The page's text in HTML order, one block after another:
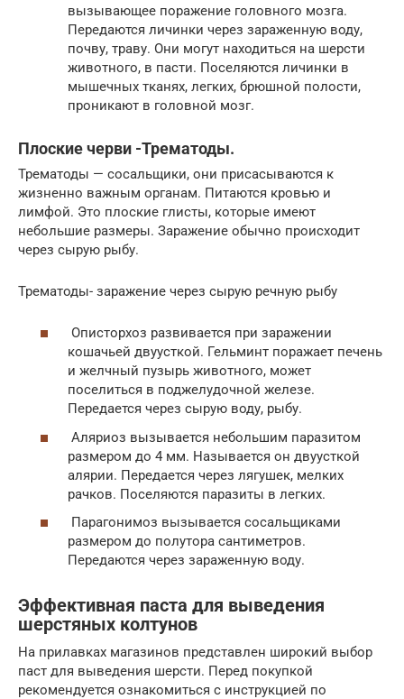
вызывающее поражение головного мозга.
Передаются личинки через зараженную воду,
почву, траву. Они могут находиться на шерсти
животного, в пасти. Поселяются личинки в
мышечных тканях, легких, брюшной полости,
проникают в головной мозг.
Плоские черви -Трематоды.
Трематоды — сосальщики, они присасываются к
жизненно важным органам. Питаются кровью и
лимфой. Это плоские глисты, которые имеют
небольшие размеры. Заражение обычно происходит
через сырую рыбу.
Трематоды- заражение через сырую речную рыбу
Описторхоз развивается при заражении
кошачьей двуусткой. Гельминт поражает печень
и желчный пузырь животного, может
поселиться в поджелудочной железе.
Передается через сырую воду, рыбу.
Аляриоз вызывается небольшим паразитом
размером до 4 мм. Называется он двуусткой
алярии. Передается через лягушек, мелких
рачков. Поселяются паразиты в легких.
Парагонимоз вызывается сосальщиками
размером до полутора сантиметров.
Передаются через зараженную воду.
Эффективная паста для выведения
шерстяных колтунов
На прилавках магазинов представлен широкий выбор
паст для выведения шерсти. Перед покупкой
рекомендуется ознакомиться с инструкцией по